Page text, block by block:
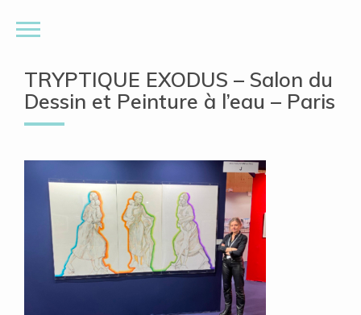
TRYPTIQUE EXODUS – Salon du
Dessin et Peinture à l’eau – Paris